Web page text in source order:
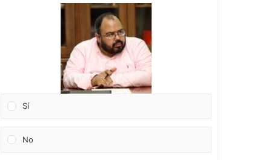
Sí
No